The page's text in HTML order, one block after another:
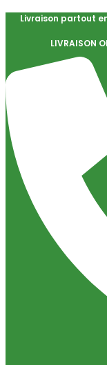
Livraison partout
LIVRAISON